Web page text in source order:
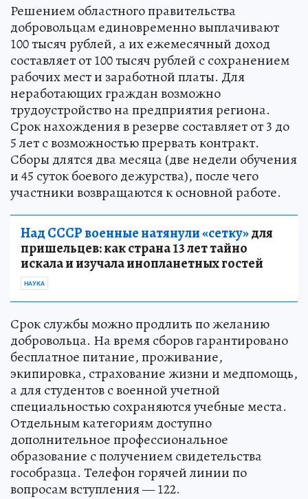
Решением областного правительства
добровольцам единовременно выплачивают
100 тысяч рублей, а их ежемесячный доход
составляет от 100 тысяч рублей с сохранением
рабочих мест и заработной платы. Для
неработающих граждан возможно
трудоустройство на предприятия региона.
Срок нахождения в резерве составляет от 3 до
5 лет с возможностью прервать контракт.
Сборы длятся два месяца (две недели обучения
и 45 суток боевого дежурства), после чего
участники возвращаются к основной работе.
Над СССР военные натянули «сетку»для
пришельцев: как страна 13 лет тайно
искала и изучала инопланетных гостей
НАУКА
Срок службы можно продлить по желанию
добровольца. На время сборов гарантировано
бесплатное питание, проживание,
экипировка, страхование жизни и медпомощь,
а для студентов с военной учетной
специальностью сохраняются учебные места.
Отдельным категориям доступно
дополнительное профессиональное
образование с получением свидетельства
гособразца. Телефон горячей линии по
вопросам вступления — 122.